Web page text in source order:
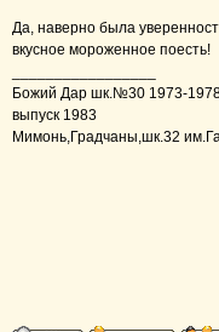
Да, наверно была
вкусное мороженное поесть!
Божий Дар шк.№30 1973-
выпуск 1983
Мимонь,Градчаны,шк.32